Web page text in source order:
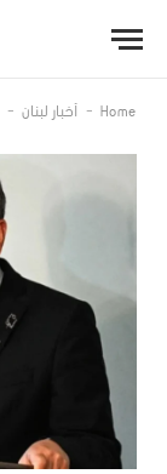
Home
- أخبار لبنان -